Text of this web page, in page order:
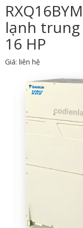
lạnh trung
16 HP
Giá: liên hệ